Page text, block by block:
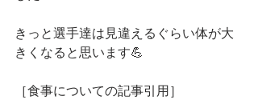
きっと選手達は見違えるぐらい体が大
きくなると思います💪
［食事についての記事引用］